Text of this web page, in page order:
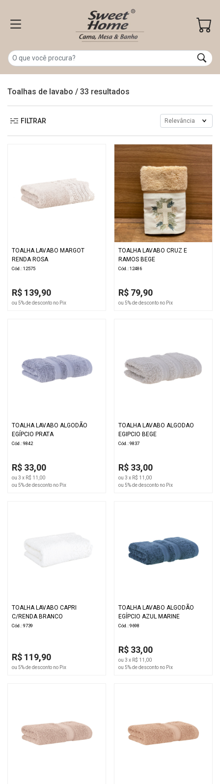
Toalhas de lavabo / 33 resultados
FILTRAR
TOALHA LAVABO MARGOT
RENDA ROSA
Cód.: 12575
R$ 139,90
ou 5% de desconto no Pix
TOALHA LAVABO CRUZ E
RAMOS BEGE
Cód.: 12486
R$ 79,90
ou 5% de desconto no Pix
TOALHA LAVABO ALGODÃO
EGÍPCIO PRATA
Cód.: 9842
R$ 33,00
ou 3 x R$ 11,00
ou 5% de desconto no Pix
TOALHA LAVABO ALGODAO
EGIPCIO BEGE
Cód.: 9837
R$ 33,00
ou 3 x R$ 11,00
ou 5% de desconto no Pix
TOALHA LAVABO CAPRI
C/RENDA BRANCO
Cód.: 9739
R$ 119,90
ou 5% de desconto no Pix
TOALHA LAVABO ALGODÃO
EGÍPCIO AZUL MARINE
Cód.: 9698
R$ 33,00
ou 3 x R$ 11,00
ou 5% de desconto no Pix